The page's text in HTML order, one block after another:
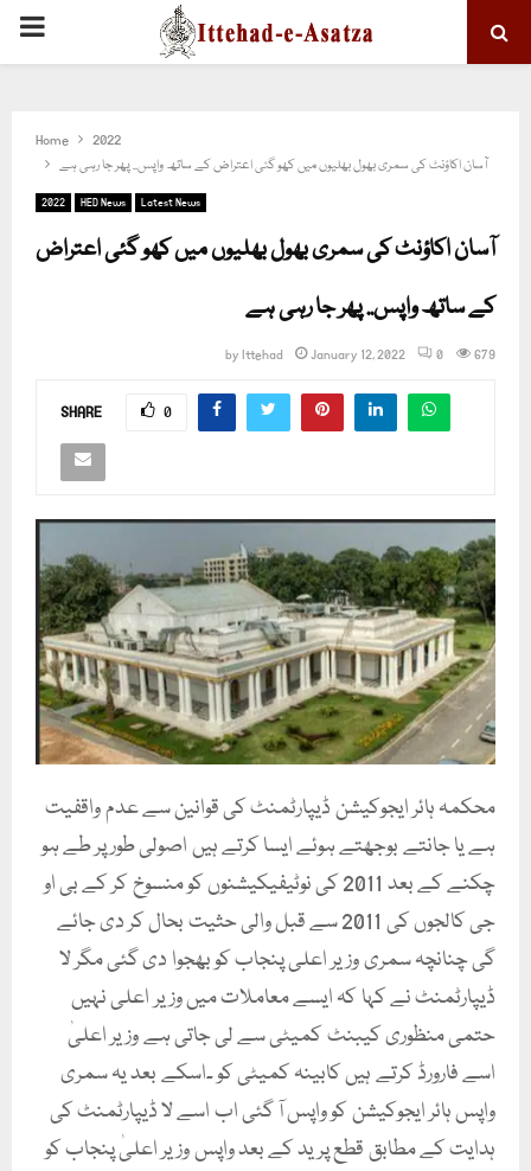
PRIMARY
Home
2022
آسان اکاؤنٹ کی سمری بھول بھلیوں میں کھو گئی اعتراض کے ساتھ واپس.. پھر جا رہی ہے
2022 HED News Latest News
آسان اکاؤنٹ کی سمری بھول بھلیوں میں کھو گئی اعتراض
کے ساتھ واپس.. پھر جا رہی ہے
byIttehad January 12, 2022 0 679
SHARE 0
محکمہ ہائر ایجوکیشن ڈیپارٹمنٹ کی قوانین سے عدم واقفیت
ہے یا جانتے بوجھتے ہوئے ایسا کرتے ہیں اصولی طور پر طے ہو
چکنے کے بعد 2011 کی نوٹیفیکیشنوں کو منسوخ کر کے بی او
جی کالجوں کی 2011 سے قبل والی حثیت بحال کر دی جائے
گی چنانچہ سمری وزیر اعلی پنجاب کو بھجوا دی گئی مگر لا
ڈیپارٹمنٹ نے کہا کہ ایسے معاملات میں وزیر اعلی نہیں
حتمی منظوری کیبنٹ کمیٹی سے لی جاتی ہے وزیر اعلیٰ
اسے فارورڈ کرتے ہیں کابینہ کمیٹی کو ۔اسکے بعد یہ سمری
واپس ہائر ایجوکیشن کو واپس آ گئی اب اسے لا ڈیپارٹمنٹ کی
ہدایت کے مطابق قطع پرید کے بعد واپس وزیر اعلیٰ پنجاب کو